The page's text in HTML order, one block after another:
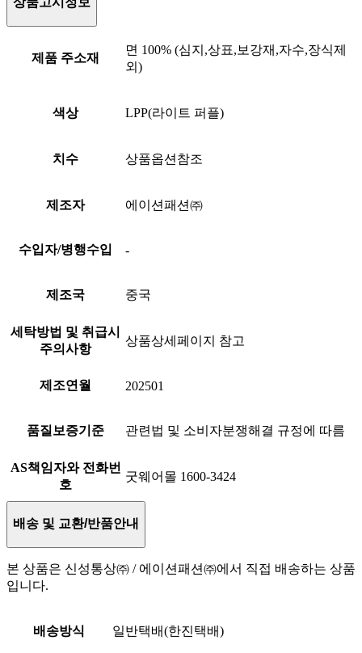
제품 주소재
면 100% (심지,상표,보강재,자수,장식제
외)
색상 LPP(라이트 퍼플)
치수 상품옵션참조
제조자 에이션패션㈜
수입자/병행수입 -
제조국 중국
세탁방법 및 취급시
주의사항
상품상세페이지 참고
제조연월 202501
품질보증기준 관련법 및 소비자분쟁해결 규정에 따름
AS책임자와 전화번
호
굿웨어몰 1600-3424
배송 및 교환/반품안내
본 상품은 신성통상㈜ / 에이션패션㈜에서 직접 배송하는 상품
입니다.
배송방식 일반택배(한진택배)